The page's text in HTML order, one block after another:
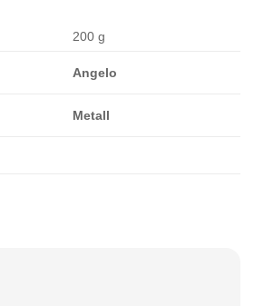
200 g
Angelo
Metall